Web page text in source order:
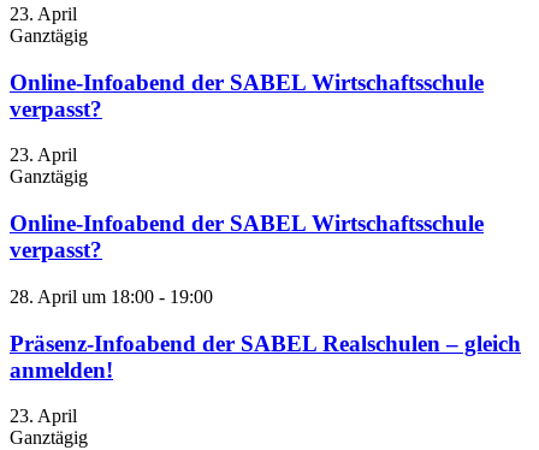
23. April
Ganztägig
Online-Infoabend der SABEL Wirtschaftsschule
verpasst?
23. April
Ganztägig
Online-Infoabend der SABEL Wirtschaftsschule
verpasst?
28. April um 18:00 - 19:00
Präsenz-Infoabend der SABEL Realschulen – gleich
anmelden!
23. April
Ganztägig